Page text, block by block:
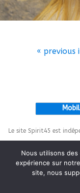
« previous
Le site Spirit45 est
This
Nous utilisons
expérience sur
site, nous